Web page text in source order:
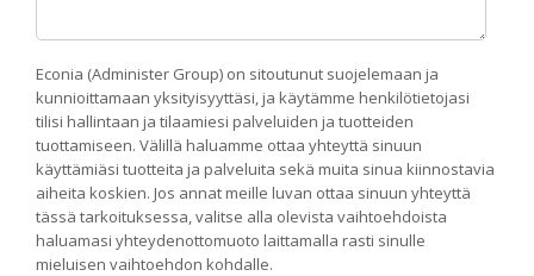
Econia (Administer Group) on sitoutunut suojelemaan ja
kunnioittamaan yksityisyyttäsi, ja käytämme henkilötietojasi
tilisi hallintaan ja tilaamiesi palveluiden ja tuotteiden
tuottamiseen. Välillä haluamme ottaa yhteyttä sinuun
käyttämiäsi tuotteita ja palveluita sekä muita sinua kiinnostavia
aiheita koskien. Jos annat meille luvan ottaa sinuun yhteyttä
tässä tarkoituksessa, valitse alla olevista vaihtoehdoista
haluamasi yhteydenottomuoto laittamalla rasti sinulle
mieluisen vaihtoehdon kohdalle.